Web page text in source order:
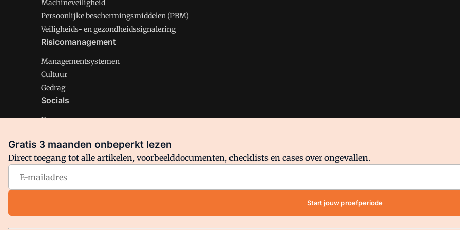
Machineveiligheid
Persoonlijke beschermingsmiddelen (PBM)
Veiligheids- en gezondheidssignalering
Risicomanagement
Managementsystemen
Cultuur
Gedrag
Socials
X
Facebook
Arbo is onderdeel van VMN media. Lees inons manifestwaar VMN media voor staat. Op gebruik van deze site zijn de
Gratis 3 maanden onbeperkt lezen
Direct toegang tot alle artikelen, voorbeelddocumenten, checklists en cases over ongevallen.
Start jouw proefperiode